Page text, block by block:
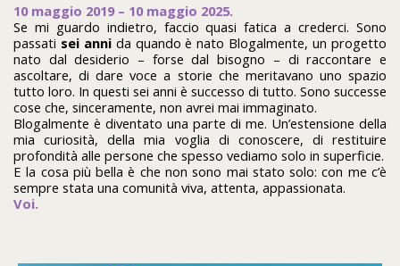
10 maggio 2019 – 10 maggio 2025.
Se mi guardo indietro, faccio quasi fatica a crederci. Sono
passati sei annida quando è nato Blogalmente, un progetto
nato dal desiderio – forse dal bisogno – di raccontare e
ascoltare, di dare voce a storie che meritavano uno spazio
tutto loro. In questi sei anni è successo di tutto. Sono successe
cose che, sinceramente, non avrei mai immaginato.
Blogalmente è diventato una parte di me. Un’estensione della
mia curiosità, della mia voglia di conoscere, di restituire
profondità alle persone che spesso vediamo solo in superficie.
E la cosa più bella è che non sono mai stato solo: con me c’è
sempre stata una comunità viva, attenta, appassionata.
Voi.